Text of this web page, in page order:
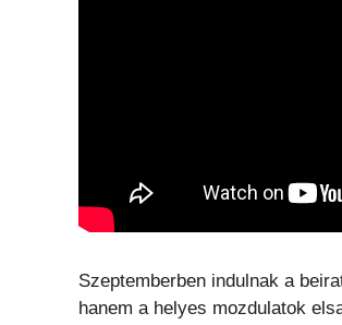
Szeptemberben indulnak a
hanem a helyes mozdulatok